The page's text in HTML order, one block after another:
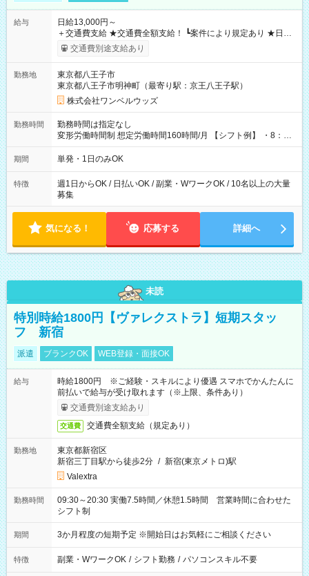
給与
日給13,000円～
＋交通費支給 ★交通費全額支給！ ┗案件により規定あり ★日払
いOK！（規定あり） ┗働いたその日に現金GET♪ お仕事後はコ
ンビニATMから 日払い分を引き落とせます！ 【試用期間】試
交通費別途支給あり
勤務地
東京都八王子市
東京都八王子市明神町（最寄り駅：京王八王子駅）
株式会社ワンベルウッズ
勤務時間
勤務時間は指定なし
変形労働時間制 想定労働時間160時間/月 【シフト例】 ・8：00
～21：00
期間 単発・1日のみOK
特徴
週1日からOK / 日払いOK / 副業・WワークOK / 10名以上の大量
募集
気になる！ 応募する 詳細へ
未読
特別時給1800円【ヴァレクストラ】短期スタッ
フ 新宿
派遣 ブランクOK WEB登録・面接OK
給与
時給1800円 ※ご経験・スキルにより優遇 スマホでかんたんに
前払いで給与が受け取れます（※上限、条件あり）
交通費別途支給あり
交通費 交通費全額支給（規定あり）
勤務地
東京都新宿区
新宿三丁目駅から徒歩2分 / 新宿(東京メトロ)駅
Valextra
勤務時間
09:30～20:30 実働7.5時間／休憩1.5時間 営業時間に合わせた
シフト制
期間 3か月程度の短期予定 ※開始日はお気軽にご相談ください
特徴 副業・WワークOK / シフト勤務 / パソコンスキル不要